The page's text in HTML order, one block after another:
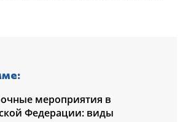
мероприятия в
Федерации: виды